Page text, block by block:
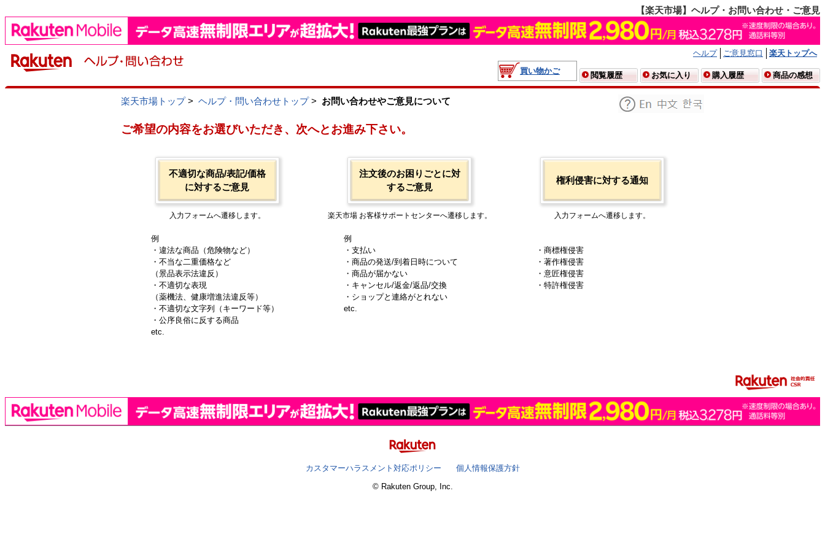
【楽天市場】ヘルプ・お問い合わせ・ご意見
ヘルプ ご意見窓口
楽天トップへ
買い物かご
閲覧履歴 お気に入り 購入履歴 商品の感想
楽天市場トップ> ヘルプ・問い合わせトップ> お問い合わせやご意見について
ご希望の内容をお選びいただき、次へとお進み下さい。
不適切な商品/表記/価格
に対するご意見
入力フォームへ遷移します。
例
・違法な商品（危険物など）
・不当な二重価格など
（景品表示法違反）
・不適切な表現
（薬機法、健康増進法違反等）
・不適切な文字列（キーワード等）
・公序良俗に反する商品
etc.
注文後のお困りごとに対
するご意見
楽天市場 お客様サポートセンターへ遷移します。
例
・支払い
・商品の発送/到着日時について
・商品が届かない
・キャンセル/返金/返品/交換
・ショップと連絡がとれない
etc.
権利侵害に対する通知
入力フォームへ遷移します。
・商標権侵害
・著作権侵害
・意匠権侵害
・特許権侵害
カスタマーハラスメント対応ポリシー
個人情報保護方針
© Rakuten Group, Inc.